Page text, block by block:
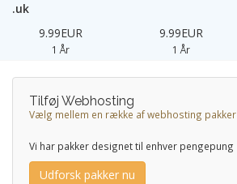
.uk
9.99EUR
1 År
9.99EUR
1 År
Tilføj Webhosting
Vælg mellem en række af webhosting pakker
Vi har pakker designet til enhver pengepung
Udforsk pakker nu